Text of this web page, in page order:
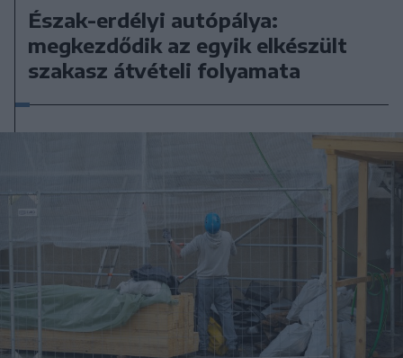
Észak-erdélyi autópálya:
megkezdődik az egyik elkészült
szakasz átvételi folyamata